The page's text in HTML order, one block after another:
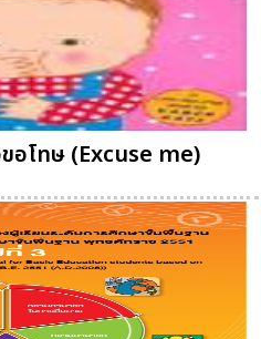
ขอโทษ (Excuse me)